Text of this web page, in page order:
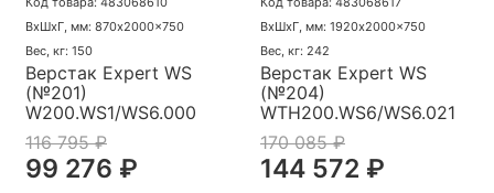
ВхШхГ, мм: 870x2000x750
Вес, кг: 150
Верстак Expert WS
(№201)
W200.WS1/WS6.000
116 795 ₽
99 276 ₽
ВхШхГ, мм: 1920x2000x750
Вес, кг: 242
Верстак Expert WS
(№204)
WTH200.WS6/WS6.021
170 085 ₽
144 572 ₽